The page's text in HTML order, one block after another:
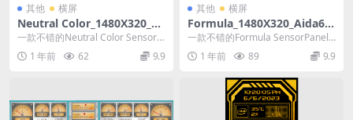
其他 横屏
Neutral Color_1480X320_Ai
da64_SensorPanel模板
一款不错的Neutral Color SensorP
anel模板
1 年前 62 9.9
其他 横屏
Formula_1480X320_Aida64_
SensorPanel模板
一款不错的Formula SensorPanel
模板
1 年前 89 9.9